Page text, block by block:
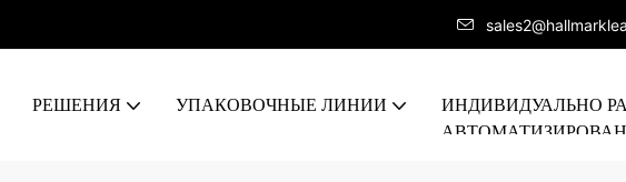
РЕШЕНИЯ УПАКОВОЧНЫЕ ЛИНИИ
ИНДИВИДУАЛЬНО